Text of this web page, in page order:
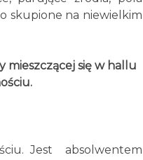
skupione na niewielkim
mieszczącej się w hallu
Jest absolwentem